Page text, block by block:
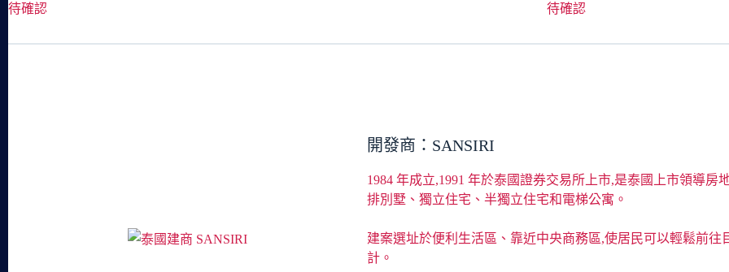
待確認 待確認
開發商：SANSIRI
1984 年成立,1991 年於泰國證券交易所上市,是泰國上市領導
排別墅、獨立住宅、半獨立住宅和電梯公寓。
建案選址於便利生活區、靠近中央商務區,使居民可以輕鬆前
計。